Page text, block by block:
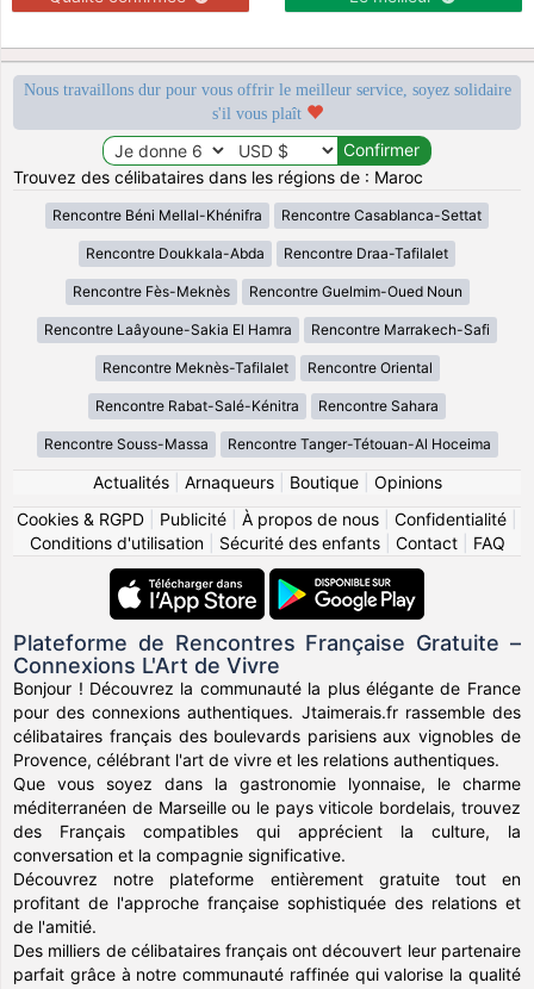
Nous travaillons dur pour vous offrir le meilleur service, soyez solidaire
s'il vous plaît
Trouvez des célibataires dans les régions de : Maroc
Rencontre Béni Mellal-Khénifra Rencontre Casablanca-Settat
Rencontre Doukkala-Abda Rencontre Draa-Tafilalet
Rencontre Fès-Meknès Rencontre Guelmim-Oued Noun
Rencontre Laâyoune-Sakia El Hamra Rencontre Marrakech-Safi
Rencontre Meknès-Tafilalet Rencontre Oriental
Rencontre Rabat-Salé-Kénitra Rencontre Sahara
Rencontre Souss-Massa Rencontre Tanger-Tétouan-Al Hoceima
Actualités| Arnaqueurs| Boutique| Opinions
Cookies & RGPD
Publicité À propos de nous Confidentialité
Conditions d'utilisation| Sécurité des enfants| Contact| FAQ
Plateforme de Rencontres Française Gratuite –
Connexions L'Art de Vivre
Bonjour ! Découvrez la communauté la plus élégante de France
pour des connexions authentiques. Jtaimerais.fr rassemble des
célibataires français des boulevards parisiens aux vignobles de
Provence, célébrant l'art de vivre et les relations authentiques.
Que vous soyez dans la gastronomie lyonnaise, le charme
méditerranéen de Marseille ou le pays viticole bordelais, trouvez
des Français compatibles qui apprécient la culture, la
conversation et la compagnie significative.
Découvrez notre plateforme entièrement gratuite tout en
profitant de l'approche française sophistiquée des relations et
de l'amitié.
Des milliers de célibataires français ont découvert leur partenaire
parfait grâce à notre communauté raffinée qui valorise la qualité